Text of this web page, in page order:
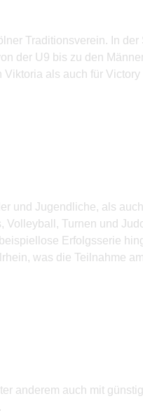
Traditions­verein. In
der U9 bis zu den
als auch für
und Jugendliche, als
Turnen und
Erfolgsserie
was die Teilnahme
anderem auch mit